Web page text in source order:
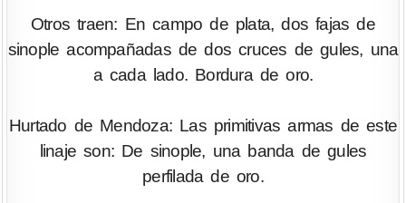
Otros traen: En campo de plata, dos fajas de
sinople acompañadas de dos cruces de gules, una
a cada lado. Bordura de oro.
Hurtado de Mendoza: Las primitivas armas de este
linaje son: De sinople, una banda de gules
perfilada de oro.